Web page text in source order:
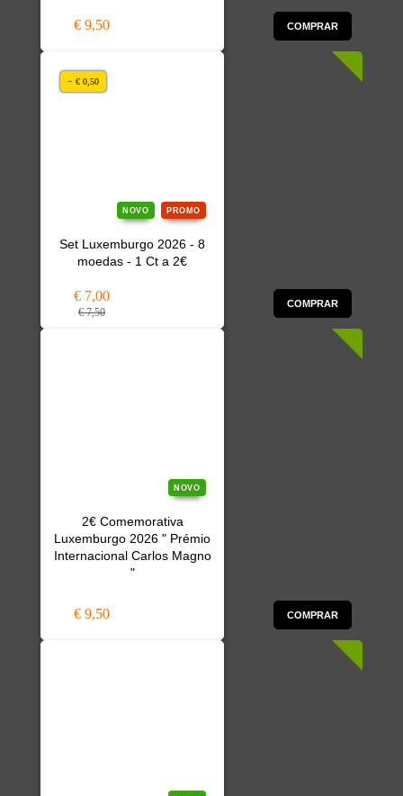
€ 9,50 COMPRAR
NOVO PROMO
Set Luxemburgo 2026 - 8
moedas - 1 Ct a 2€
€ 7,00
€ 7,50
COMPRAR
− € 0,50
NOVO
2€ Comemorativa
Luxemburgo 2026 " Prémio
Internacional Carlos Magno
"
€ 9,50 COMPRAR